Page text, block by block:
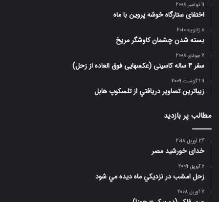
11 نوامبر 2008
اختفای ستارگاه خوشه پروین با ماه
8 ژانویه 2010
بسته شدن چشمان کاوشگر مريخ
7 جولای 2008
سفر 4 ساله کاسینی (عکسهایی فوق العاده از زحل)
11 آگوست 2009
زيباترين تصاوير دريافتي از تلسكوپ هابل
مطالب پر بازدید
24 آوریل 2018
خدای خورشید مصر
6 آوریل 2009
زحل امشب در نزديكي ماه ديده مي شود
7 آوریل 2008